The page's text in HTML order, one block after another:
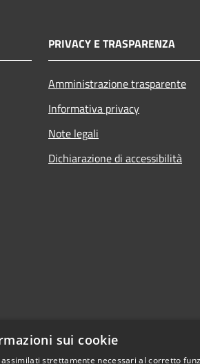
PRIVACY E TRASPARENZA
Amministrazione trasparente
Informativa privacy
Note legali
Dichiarazione di accessibilità
sui cookie
strettamente necessari al corretto